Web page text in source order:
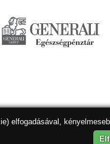
elfogadásával,